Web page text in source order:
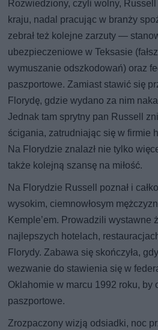
Rozwiedziony, czyli wolny, Russell
kraju, nadal pracując w branży
zebrał też kolejne zarzuty —
ubezpieczeniowe w Teksasie
wymuszanie odszkodowań) oraz
paszportowe. Zamiast stawić się
Florydę, gdzie wydano za nim
Jednak tam sprytny pan Russell
ścigania, zatrudniając się w firmie
Na Florydzie znalazł nie tylko
także kolejną szansę na miłość.
Na Florydzie Russell poznał i
wysokim, ciemnowłosym
Kemple’em. Prowadzili wystawne
najlepszych hotelach,
Florydy. Zabawa się skończyła,
wezwanie do stawienia się w
Oklahomie w marcu 1992 roku, by
paszportowe.
Zrozpaczony wizją odsiadki, noc